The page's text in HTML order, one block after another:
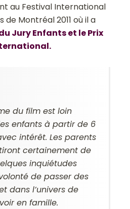
au Festival International
de Montréal 2011 où il a
Jury Enfants et le Prix
du film est loin
enfants à partir de 6
intérêt. Les parents
certainement de
inquiétudes
de passer des
dans l’univers de
en famille.